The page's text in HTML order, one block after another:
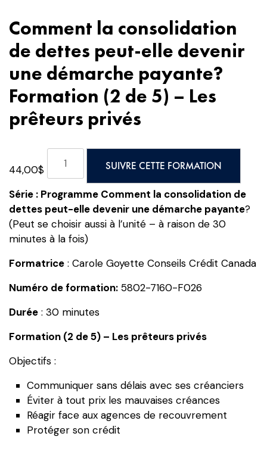
Comment la consolidation
de dettes peut-elle devenir
une démarche payante?
Formation (2 de 5) – Les
prêteurs privés
44,00$
Comment
la
consolidation
de
dettes
peut-
devenir
démarche
payante?
(2
5)
-
Les
prêteurs
SUIVRE CETTE FORMATION
Série : Programme Comment la consolidation de
dettes peut-elle devenir une démarche payante?
(Peut se choisir aussi à l’unité – à raison de 30
minutes à la fois)
Formatrice : Carole Goyette Conseils Crédit Canada
Numéro de formation: 5802-7160-F026
Durée : 30 minutes
Formation (2 de 5) – Les prêteurs privés
Objectifs :
Communiquer sans délais avec ses créanciers
Éviter à tout prix les mauvaises créances
Réagir face aux agences de recouvrement
Protéger son crédit